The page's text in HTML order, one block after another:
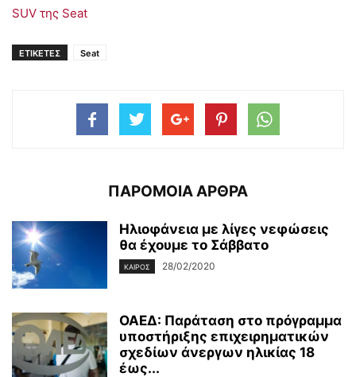
SUV της Seat
ΕΤΙΚΕΤΕΣ Seat
ΠΑΡΟΜΟΙΑ ΑΡΘΡΑ
Ηλιοφάνεια με λίγες νεφώσεις
θα έχουμε το Σάββατο
ΚΑΙΡΌΣ 28/02/2020
ΟΑΕΔ: Παράταση στο πρόγραμμα
υποστήριξης επιχειρηματικών
σχεδίων άνεργων ηλικίας 18
έως...